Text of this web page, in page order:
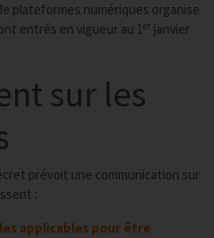
plateformes numériques organise
entrés en vigueur au 1er janvier
sur les
prévoit une communication sur
:
applicables pour être